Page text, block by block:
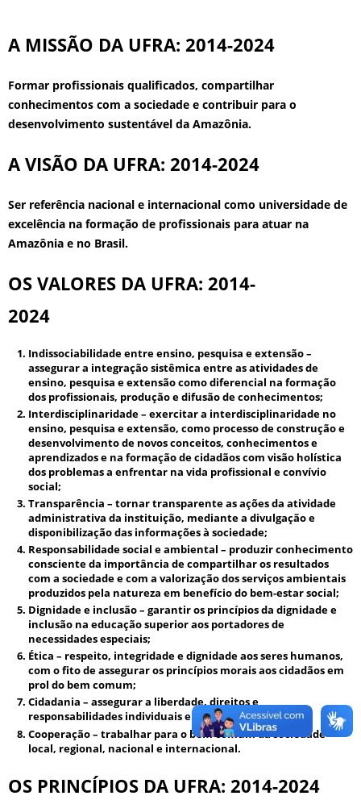
A MISSÃO DA UFRA: 2014-2024
Formar profissionais qualificados, compartilhar
conhecimentos com a sociedade e contribuir para o
desenvolvimento sustentável da Amazônia.
A VISÃO DA UFRA: 2014-2024
Ser referência nacional e internacional como universidade de
excelência na formação de profissionais para atuar na
Amazônia e no Brasil.
OS VALORES DA UFRA: 2014-
2024
Indissociabilidade entre ensino, pesquisa e extensão–
assegurar a integração sistêmica entre as atividades de
ensino, pesquisa e extensão como diferencial na formação
dos profissionais, produção e difusão de conhecimentos;
Interdisciplinaridade– exercitar a interdisciplinaridade no
ensino, pesquisa e extensão, como processo de construção e
desenvolvimento de novos conceitos, conhecimentos e
aprendizados e na formação de cidadãos com visão holística
dos problemas a enfrentar na vida profissional e convívio
social;
Transparência – tornar transparente as ações da atividade
administrativa da instituição, mediante a divulgação e
disponibilização das informações à sociedade;
Responsabilidade social e ambiental – produzir conhecimento
consciente da importância de compartilhar os resultados
com a sociedade e com a valorização dos serviços ambientais
produzidos pela natureza em benefício do bem-estar social;
Dignidade e inclusão– garantir os princípios da dignidade e
inclusão na educação superior aos portadores de
necessidades especiais;
Ética – respeito, integridade e dignidade aos seres humanos,
com o fito de assegurar os princípios morais aos cidadãos em
prol do bem comum;
Cidadania – assegurar a liberdade, direitos e
responsabilidades individuais e comunitárias;
Cooperação– trabalhar para o bem comum da sociedade
local, regional, nacional e internacional.
OS PRINCÍPIOS DA UFRA: 2014-2024